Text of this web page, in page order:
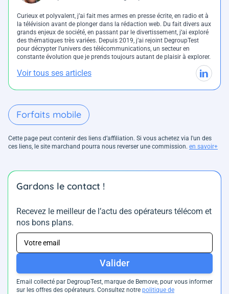
Curieux et polyvalent, j’ai fait mes armes en presse écrite, en radio et à
la télévision avant de plonger dans la rédaction web. Du fait divers aux
grands enjeux de société, en passant par le divertissement, j’ai exploré
des thématiques très variées. Depuis 2019, j’ai rejoint DegroupTest
pour décrypter l’univers des télécommunications, un secteur en
constante évolution que je prends toujours autant de plaisir à explorer.
Voir tous ses articles
Forfaits mobile
Cette page peut contenir des liens d’affiliation. Si vous achetez via l'un des
ces liens, le site marchand pourra nous reverser une commission. en savoir+
Gardons le contact !
Recevez le meilleur de l’actu des opérateurs télécom et
nos bons plans.
Valider
Email collecté par DegroupTest, marque de Bemove, pour vous informer
sur les offres des opérateurs. Consultez notre politique de